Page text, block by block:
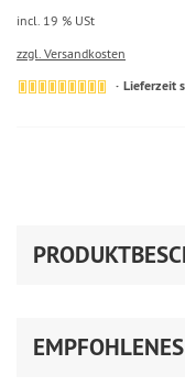
incl. 19 % USt
zzgl. Versandkosten
Lieferzeit